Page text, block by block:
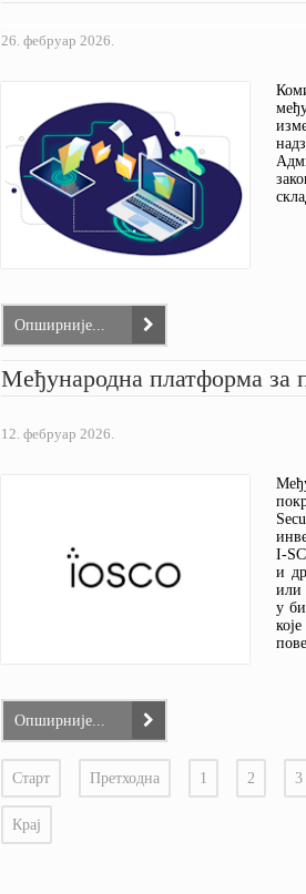
26. фебруар 2026.
Опширније...
Међународна платформа за
12. фебруар 2026.
I-
и
или
у
Опширније...
Старт Претходна 1 2 3
Крај